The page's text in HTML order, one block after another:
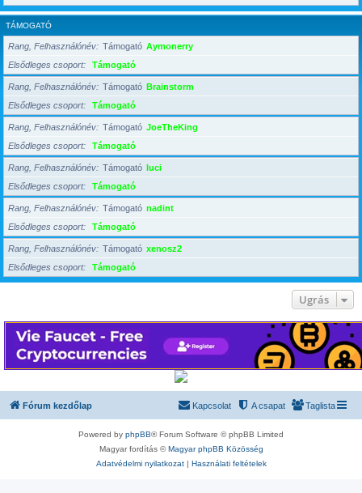
TÁMOGATÓ
Rang, Felhasználónév Támogató Aymonerry
Elsődleges csoport
Támogató
Rang, Felhasználónév Támogató Brainstorm
Elsődleges csoport
Támogató
Rang, Felhasználónév Támogató JoeTheKing
Elsődleges csoport
Támogató
Rang, Felhasználónév Támogató luci
Elsődleges csoport
Támogató
Rang, Felhasználónév Támogató nadint
Elsődleges csoport
Támogató
Rang, Felhasználónév Támogató xenosz2
Elsődleges csoport
Támogató
Ugrás
Fórum kezdőlap Taglista
A csapat
Kapcsolat
Powered by phpBB® Forum Software © phpBB Limited
Magyar fordítás ©Magyar phpBB Közösség
Adatvédelmi nyilatkozat| Használati feltételek